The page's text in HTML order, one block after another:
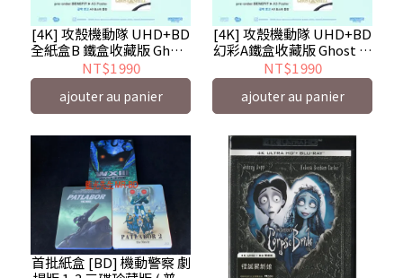
[4K] 攻殼機動隊 UHD+BD
全紙盒B 鐵盒收藏版 Ghost
In The Shell - 預計11月到
貨 - 無中文字幕
NT$1 990
ajouter au panier
[4K] 攻殼機動隊 UHD+BD
幻彩A鐵盒收藏版 Ghost In
The Shell - 預計11月到貨
- 無中文字幕
NT$1 990
ajouter au panier
首批紙盒 [BD] 機動警察 劇